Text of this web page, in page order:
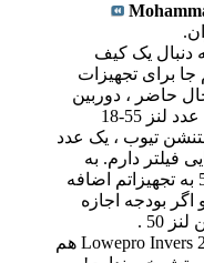
دنبال یک کیف
برای تجهیزات
حاضر ، دوربین
600D و لنز کیت 55-18 ، یک عدد لنز 55-18
تیوب ، یک عدد
فیلتر دارم. به
زودی نیز یک عدد لنز 250-55 به تجهیزاتم اضافه
اگر بودجه اجازه
50 .
برای ساز و برگ شما، Lowepro Invers 200W هم